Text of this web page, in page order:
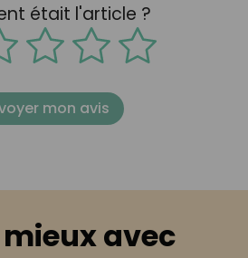
était l'article ?
mon avis
avec